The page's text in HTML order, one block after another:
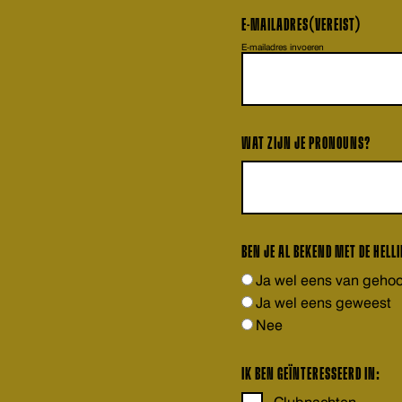
E-MAILADRES(VEREIST)
E-mailadres invoeren
WAT ZIJN JE PRONOUNS?
BEN JE AL BEKEND MET DE
Ja wel eens van
Ja wel eens geweest
Nee
IK BEN GEÏNTERESSEERD IN: